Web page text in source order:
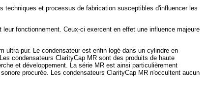
et processus de fabrication susceptibles d'influencer les
fonctionnement. Ceux-ci exercent en effet une influence majeure
ultra-pur. Le condensateur est enfin logé dans un cylindre en
condensateurs ClarityCap MR sont des produits de haute
et développement. La série MR est ainsi particulièrement
procurée. Les condensateurs ClarityCap MR n'occultent aucun